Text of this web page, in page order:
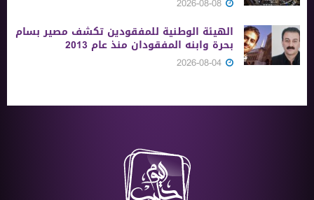
الهيئة الوطنية للمفقودين تكشف مصير بسام
بحرة وابنه المفقودان منذ عام 2013